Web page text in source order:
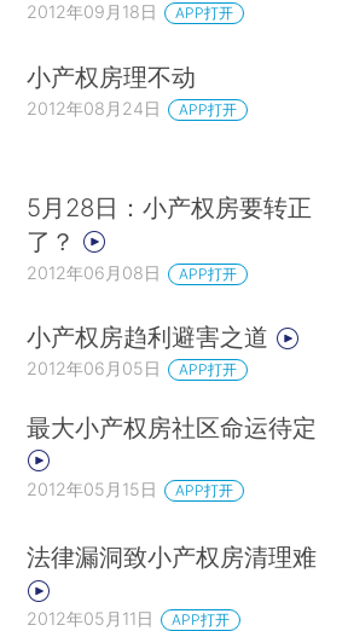
2012年09月18日 APP打开
小产权房理不动
2012年08月24日 APP打开
5月28日：小产权房要转正
了？
2012年06月08日 APP打开
小产权房趋利避害之道
2012年06月05日 APP打开
最大小产权房社区命运待定
2012年05月15日 APP打开
法律漏洞致小产权房清理难
2012年05月11日 APP打开